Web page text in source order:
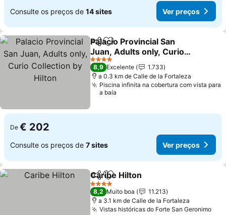
Consulte os preços de 14 sites Ver preços
PartilharAdicionar aos favoritos
Palacio Provincial San
Juan, Adults only, Curio
Collection by Hilton
Ver preços
4 Estrelas
8,9 Excelente
1.733
a 0.3 km de Calle de la Fortaleza
Piscina infinita na cobertura com vista para
a baía
De € 202
Consulte os preços de 7 sites Ver preços
PartilharAdicionar aos favoritos
Caribe Hilton
4 Estrelas
8,2 Muito boa
11.213
a 3.1 km de Calle de la Fortaleza
Vistas históricas do Forte San Geronimo